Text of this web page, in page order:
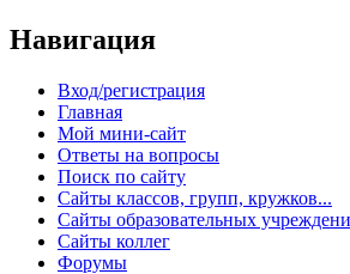
Навигация
Вход/регистрация
Главная
Мой мини-сайт
Ответы на вопросы
Поиск по сайту
Сайты классов, групп, кружков...
Сайты образовательных
Сайты коллег
Форумы